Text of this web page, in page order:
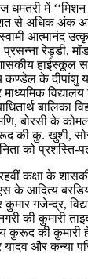
धमतरी में
से अधिक अंक
आत्मानंद
रेड्डी,
हाईस्कूल
कण्डेल के दीपांशु
बालिका
बोरसी के
की कु. खुशी,
को प्रशस्ति-
कक्षा के
के आदित्य
कुमार गजेन्द्र,
की कुमारी
कुरूद की कुमारी
और कन्या